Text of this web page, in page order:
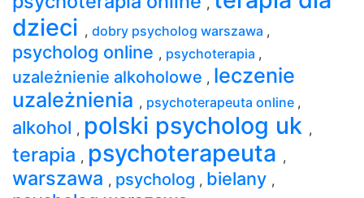
dzieci , dobry psycholog warszawa ,
psycholog online , psychoterapia ,
uzależnienie alkoholowe , leczenie
uzależnienia , psychoterapeuta online ,
alkohol , polski psycholog uk ,
terapia , psychoterapeuta ,
warszawa , psycholog , bielany ,